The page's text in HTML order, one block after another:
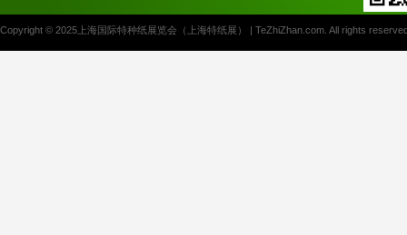
Copyright © 2025上海国际特种纸展览会（上海特纸展） | TeZhiZhan.com. All rights